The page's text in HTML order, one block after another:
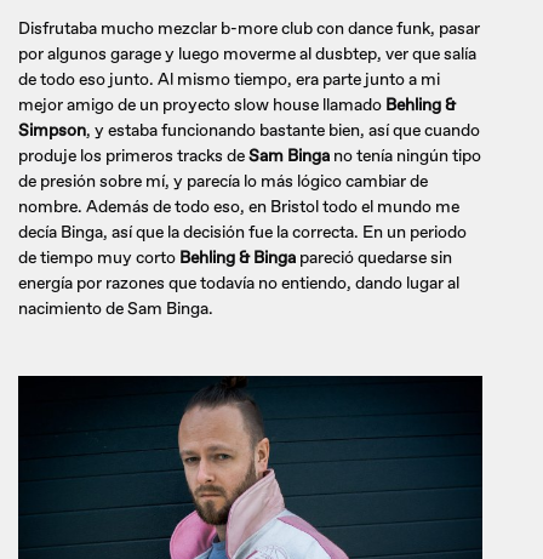
Disfrutaba mucho mezclar b-more club con dance funk, pasar
por algunos garage y luego moverme al dusbtep, ver que salía
de todo eso junto. Al mismo tiempo, era parte junto a mi
mejor amigo de un proyecto slow house llamado Behling &
Simpson, y estaba funcionando bastante bien, así que cuando
produje los primeros tracks deSam Binga no tenía ningún tipo
de presión sobre mí, y parecía lo más lógico cambiar de
nombre. Además de todo eso, en Bristol todo el mundo me
decía Binga, así que la decisión fue la correcta. En un periodo
de tiempo muy corto Behling & Binga pareció quedarse sin
energía por razones que todavía no entiendo, dando lugar al
nacimiento de Sam Binga.